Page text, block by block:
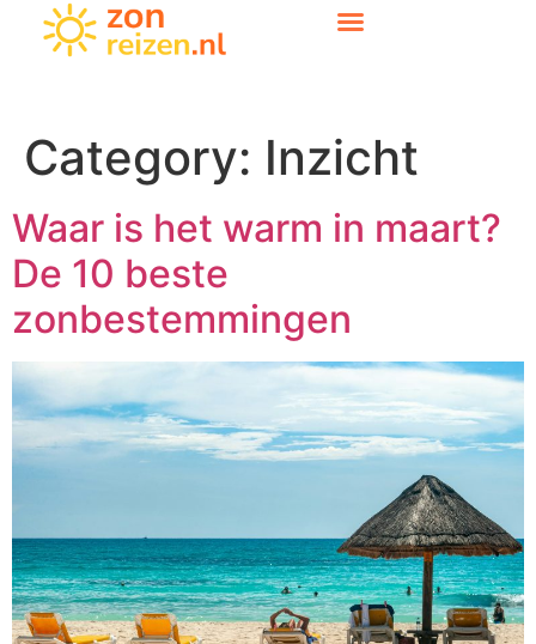
Category: Inzicht
Waar is het warm in maart?
De 10 beste
zonbestemmingen